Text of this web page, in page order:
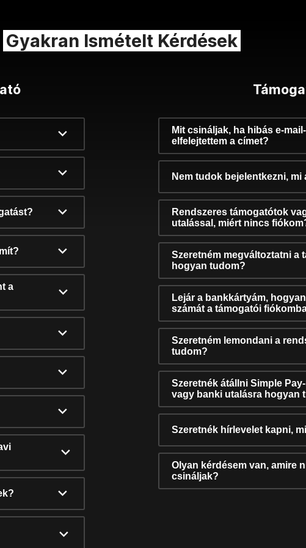
Gyakran Ismételt Kérdések
a
Mit csináljak, ha hibás e-
elfelejtettem a címet?
Nem tudok bejelentkezni, mi
Rendszeres támogatótok
utalással, miért nincs
Szeretném megváltoztatni a
hogyan tudom?
Lejár a bankkártyám,
számát a támogatói
Szeretném lemondani a
tudom?
Szeretnék átállni Simple
vagy banki utalásra hogyan
Szeretnék hírlevelet kapni,
Olyan kérdésem van, amire
csináljak?